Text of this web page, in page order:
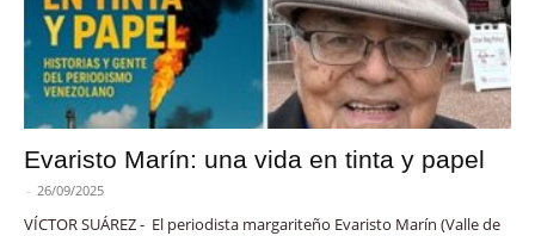
Evaristo Marín: una vida en tinta y papel
- 26/09/2025
VÍCTOR SUÁREZ - El periodista margariteño Evaristo Marín (Valle de